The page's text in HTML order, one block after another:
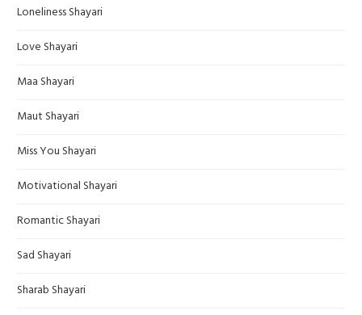
Loneliness Shayari
Love Shayari
Maa Shayari
Maut Shayari
Miss You Shayari
Motivational Shayari
Romantic Shayari
Sad Shayari
Sharab Shayari